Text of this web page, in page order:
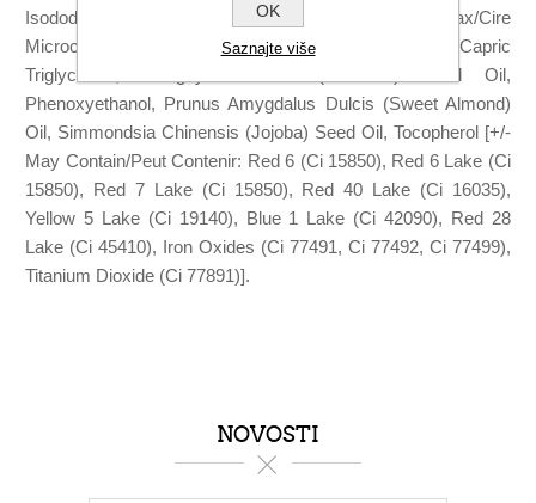
Isododecane, Cera Microcristallina/Microcrystalline Wax/Cire
Microcristalline, Silica Dimethyl Silylate, Caprylic/Capric
Triglyceride, Orbignya Oleifera (Babassu) Seed Oil,
Phenoxyethanol, Prunus Amygdalus Dulcis (Sweet Almond)
Oil, Simmondsia Chinensis (Jojoba) Seed Oil, Tocopherol [+/-
May Contain/Peut Contenir: Red 6 (Ci 15850), Red 6 Lake (Ci
15850), Red 7 Lake (Ci 15850), Red 40 Lake (Ci 16035),
Yellow 5 Lake (Ci 19140), Blue 1 Lake (Ci 42090), Red 28
Lake (Ci 45410), Iron Oxides (Ci 77491, Ci 77492, Ci 77499),
Titanium Dioxide (Ci 77891)].
NOVOSTI
OK
Saznajte više